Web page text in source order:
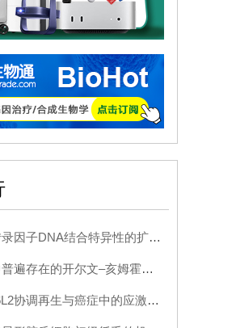
因子DNA结合特异性的扩展密码本
在的开尔文–亥姆霍兹不稳定性驱动等离子体混合
调再生与癌症中的应激适应性可塑性